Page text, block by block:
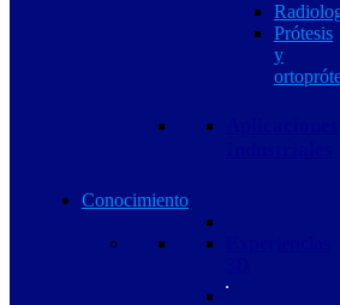
Prótesis
y
Conocimiento